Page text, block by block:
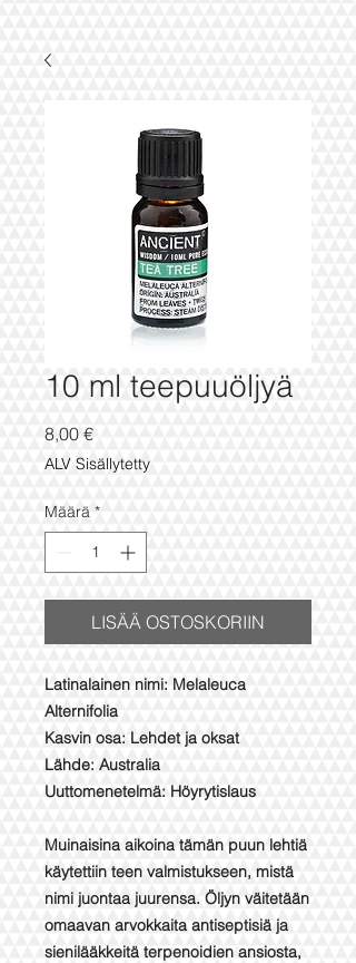
10 ml teepuuöljyä
8,00 €Hinta
ALV Sisällytetty
Määrä *
LISÄÄ OSTOSKORIIN
Latinalainen nimi: Melaleuca
Alternifolia
Kasvin osa: Lehdet ja oksat
Lähde: Australia
Uuttomenetelmä: Höyrytislaus
Muinaisina aikoina tämän puun lehtiä
käytettiin teen valmistukseen, mistä
nimi juontaa juurensa. Öljyn väitetään
omaavan arvokkaita antiseptisiä ja
sienilääkkeitä terpenoidien ansiosta,